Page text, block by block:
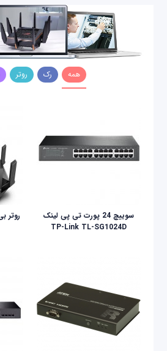
همه رک روتر
سوییچ 24 پورت تی پی لینک
TP-Link TL-SG1024D